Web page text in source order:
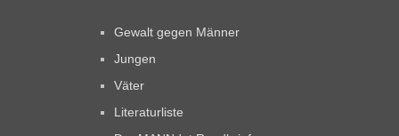
Gewalt gegen Männer
Jungen
Väter
Literaturliste